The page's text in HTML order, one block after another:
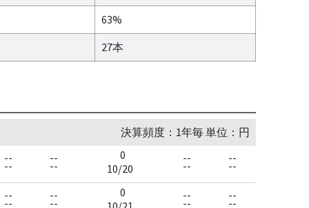
63%
27本
決算頻度：1年毎 単位：円
--
--
--
--
0
10/20
--
--
--
--
--
--
--
--
0
--
--
--
--